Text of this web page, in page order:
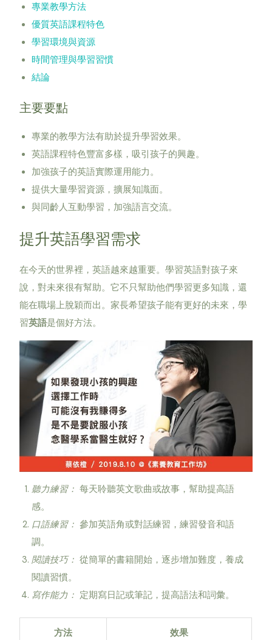
專業教學方法
優質英語課程特色
學習環境與資源
時間管理與學習習慣
結論
主要要點
專業的教學方法有助於提升學習效果。
英語課程特色豐富多樣，吸引孩子的興趣。
加強孩子的英語實際運用能力。
提供大量學習資源，擴展知識面。
與同齡人互動學習，加強語言交流。
提升英語學習需求
在今天的世界裡，英語越來越重要。學習英語對孩子來
說，對未來很有幫助。它不只幫助他們學習更多知識，還
能在職場上脫穎而出。家長希望孩子能有更好的未來，學
習英語是個好方法。
聽力練習： 每天聆聽英文歌曲或故事，幫助提高語
感。
口語練習： 參加英語角或對話練習，練習發音和語
調。
閱讀技巧： 從簡單的書籍開始，逐步增加難度，養成
閱讀習慣。
寫作能力： 定期寫日記或筆記，提高語法和詞彙。
方法 效果